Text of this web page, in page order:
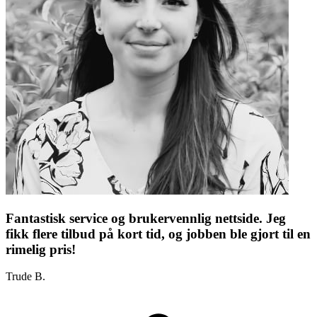
Fantastisk service og brukervennlig nettside. Jeg
fikk flere tilbud på kort tid, og jobben ble gjort til en
rimelig pris!
Trude B.